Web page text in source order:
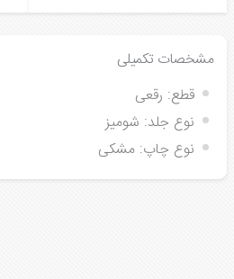
مشخصات تکمیلی
قطع: رقعی
نوع جلد: شومیز
نوع چاپ: مشکی